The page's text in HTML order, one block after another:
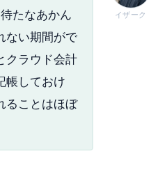
イザーク
たなあかん
ない期間がで
クラウド会計
帳しておけ
ることはほぼ